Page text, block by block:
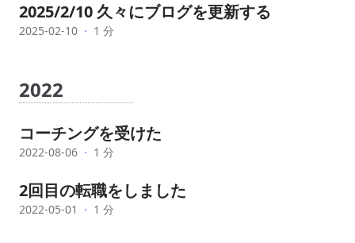
2025/2/10 久々にブログを更新する
2025-02-10 · 1 分
2022
コーチングを受けた
2022-08-06 · 1 分
2回目の転職をしました
2022-05-01 · 1 分